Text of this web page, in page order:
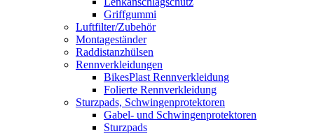
Griffgummi
Luftfilter/Zubehör
Montageständer
Raddistanzhülsen
Rennverkleidungen
BikesPlast Rennverkleidung
Folierte Rennverkleidung
Sturzpads, Schwingenprotektoren
Gabel- und Schwingenprotektoren
Sturzpads